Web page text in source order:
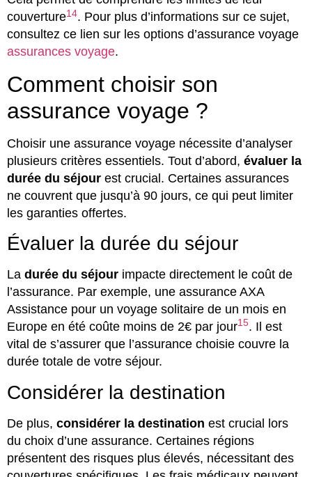
couverture14. Pour plus d’informations sur ce sujet,
consultez ce lien sur les options d’assurance voyage
assurances voyage.
Comment choisir son
assurance voyage ?
Choisir une assurance voyage nécessite d’analyser
plusieurs critères essentiels. Tout d’abord, évaluer la
durée du séjour est crucial. Certaines assurances
ne couvrent que jusqu’à 90 jours, ce qui peut limiter
les garanties offertes.
Évaluer la durée du séjour
La durée du séjour impacte directement le coût de
l’assurance. Par exemple, une assurance AXA
Assistance pour un voyage solitaire de un mois en
Europe en été coûte moins de 2€ par jour15. Il est
vital de s’assurer que l’assurance choisie couvre la
durée totale de votre séjour.
Considérer la destination
De plus, considérer la destination est crucial lors
du choix d’une assurance. Certaines régions
présentent des risques plus élevés, nécessitant des